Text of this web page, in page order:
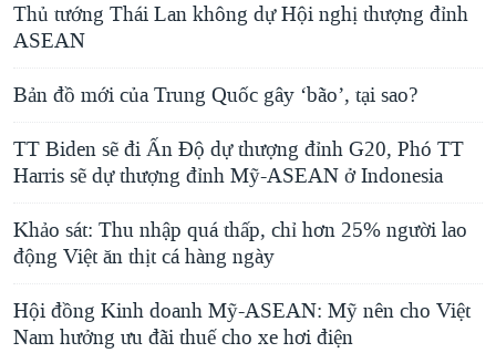
Thủ tướng Thái Lan không dự Hội nghị thượng đỉnh
ASEAN
Bản đồ mới của Trung Quốc gây ‘bão’, tại sao?
TT Biden sẽ đi Ấn Độ dự thượng đỉnh G20, Phó TT
Harris sẽ dự thượng đỉnh Mỹ-ASEAN ở Indonesia
Khảo sát: Thu nhập quá thấp, chỉ hơn 25% người lao
động Việt ăn thịt cá hàng ngày
Hội đồng Kinh doanh Mỹ-ASEAN: Mỹ nên cho Việt
Nam hưởng ưu đãi thuế cho xe hơi điện